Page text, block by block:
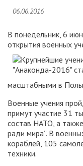
06.06.2016
В понедельник, 6
открытия военных
масштабными в
Военные учения
примут участие 31
состав НАТО, а
ради мира”. В
кораблей, 105
техники.